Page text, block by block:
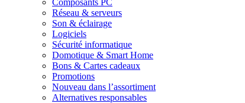
Composants PC
Réseau & serveurs
Son & éclairage
Logiciels
Sécurité informatique
Domotique & Smart Home
Bons & Cartes cadeaux
Promotions
Nouveau dans l’assortiment
Alternatives responsables